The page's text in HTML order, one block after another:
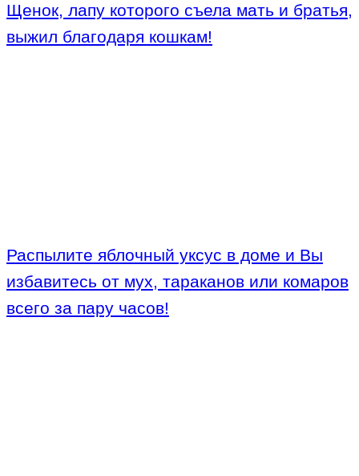
Щенок, лапу которого съела мать и братья,
выжил благодаря кошкам!
Распылите яблочный уксус в доме и Вы
избавитесь от мух, тараканов или комаров
всего за пару часов!